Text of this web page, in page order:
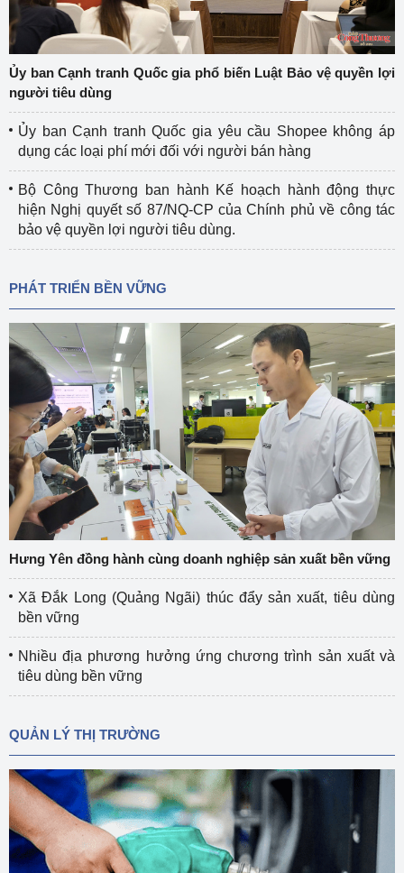
Ủy ban Cạnh tranh Quốc gia phổ biến Luật Bảo vệ quyền lợi
người tiêu dùng
Ủy ban Cạnh tranh Quốc gia yêu cầu Shopee không áp
dụng các loại phí mới đối với người bán hàng
Bộ Công Thương ban hành Kế hoạch hành động thực
hiện Nghị quyết số 87/NQ-CP của Chính phủ về công tác
bảo vệ quyền lợi người tiêu dùng.
PHÁT TRIỂN BỀN VỮNG
Hưng Yên đồng hành cùng doanh nghiệp sản xuất bền vững
Xã Đắk Long (Quảng Ngãi) thúc đẩy sản xuất, tiêu dùng
bền vững
Nhiều địa phương hưởng ứng chương trình sản xuất và
tiêu dùng bền vững
QUẢN LÝ THỊ TRƯỜNG